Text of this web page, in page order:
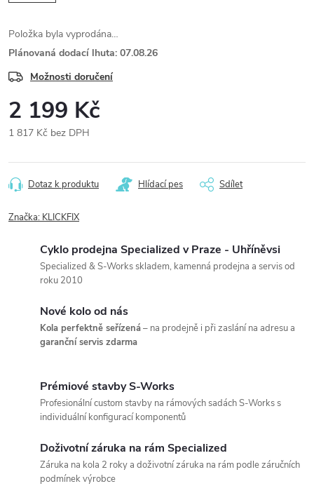
Položka byla vyprodána…
Plánovaná dodací lhuta: 07.08.26
Možnosti doručení
2 199 Kč
1 817 Kč bez DPH
cena:
Dotaz k produktu Hlídací pes Sdílet
Značka: KLICKFIX
Cyklo prodejna Specialized v Praze - Uhříněvsi
Specialized & S-Works skladem, kamenná prodejna a servis od
roku 2010
Nové kolo od nás
Kola perfektně seřízená– na prodejně i při zaslání na adresu a
garanční servis zdarma
Prémiové stavby S-Works
Profesionální custom stavby na rámových sadách S-Works s
individuální konfigurací komponentů
Doživotní záruka na rám Specialized
Záruka na kola 2 roky a doživotní záruka na rám podle záručních
podmínek výrobce